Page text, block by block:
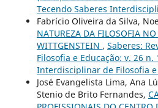
Tecendo Saberes
Fabrício Oliveira da Silva,
NATUREZA DA FILOSOFIA
WITTGENSTEIN , Saberes:
Filosofia e Educação: v. 26 n.
Interdisciplinar de Filosofia e
José Evangelista Lima, Ana
Stenio de Brito Fernandes,